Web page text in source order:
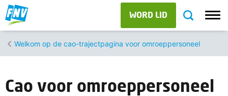
WORD LID
Welkom op de cao-trajectpagina voor omroeppersoneel
Cao voor omroeppersoneel